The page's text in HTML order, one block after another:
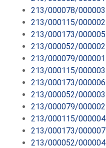
213/000078/000003
213/000115/000002
213/000173/000005
213/000052/000002
213/000079/000001
213/000115/000003
213/000173/000006
213/000052/000003
213/000079/000002
213/000115/000004
213/000173/000007
213/000052/000004